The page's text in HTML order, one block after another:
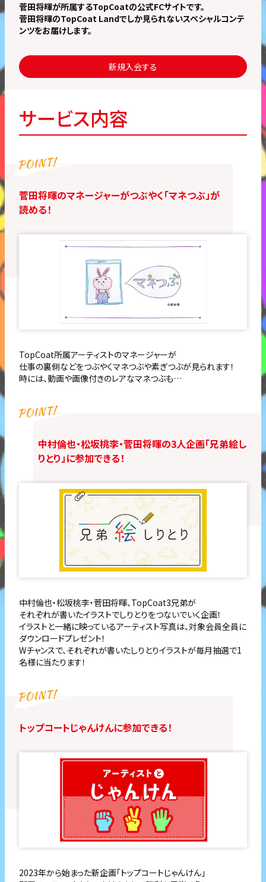
菅田将暉が所属するTopCoatの公式FCサイトです。
菅田将暉のTopCoat Landでしか見られないスペシャルコンテ
ンツをお届けします。
新規入会する
サービス内容
菅田将暉のマネージャーがつぶやく「マネつぶ」が
読める！
TopCoat所属アーティストのマネージャーが
仕事の裏側などをつぶやくマネつぶや素ぎつぶが見られます！
時には、動画や画像付きのレアなマネつぶも…
中村倫也・松坂桃李・菅田将暉の3人企画「兄弟絵し
りとり」に参加できる！
中村倫也・松坂桃李・菅田将暉、TopCoat3兄弟が
それぞれが書いたイラストでしりとりをつないでいく企画！
イラストと一緒に映っているアーティスト写真は、対象会員全員に
ダウンロードプレゼント！
Wチャンスで、それぞれが書いたしりとりイラストが毎月抽選で1
名様に当たります！
トップコートじゃんけんに参加できる！
2023年から始まった新企画「トップコートじゃんけん」